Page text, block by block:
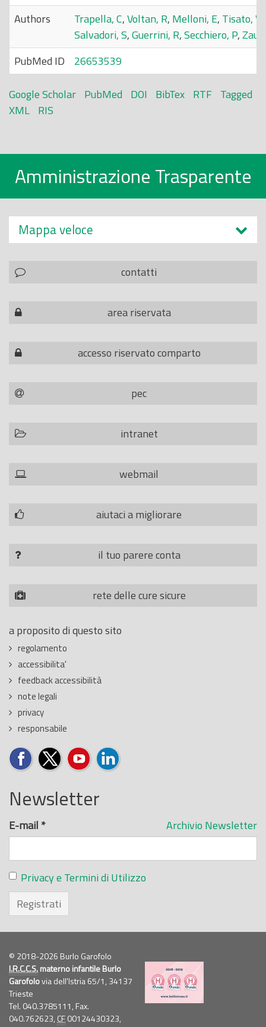
Authors Trapella, C,Voltan, R, Melloni, E, Tisato, V
Salvadori, S,Guerrini, R,Secchiero, P,
PubMed ID
26653539
Google Scholar PubMed DOI BibTex RTF Tagged
XML RIS
Amministrazione Trasparente
Mappa veloce
contatti
area riservata
accesso riservato comparto
pec
intranet
webmail
aiutaci a migliorare
il tuo parere conta
rete delle cure sicure
a proposito di questo sito
regolamento
accessibilita'
feedback accessibilità
note legali
privacy
responsabile
Newsletter
Archivio Newsletter
E-mail *
Privacy e Termini di Utilizzo
Registrati
© 2018-2026 Burlo Garofolo
I.R.C.C.S.materno infantile Burlo
Garofolovia dell'Istria 65/1, 34137
Trieste
Tel. 040.3785111, Fax.
040.762623, CF00124430323,